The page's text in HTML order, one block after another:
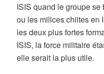
ISIS quand le groupe se
ou les milices chiites en
les deux plus fortes
ISIS, la force militaire
elle serait la plus utile.